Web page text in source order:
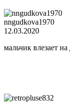
nngudkova1970
12.03.2020
мальчик влезает